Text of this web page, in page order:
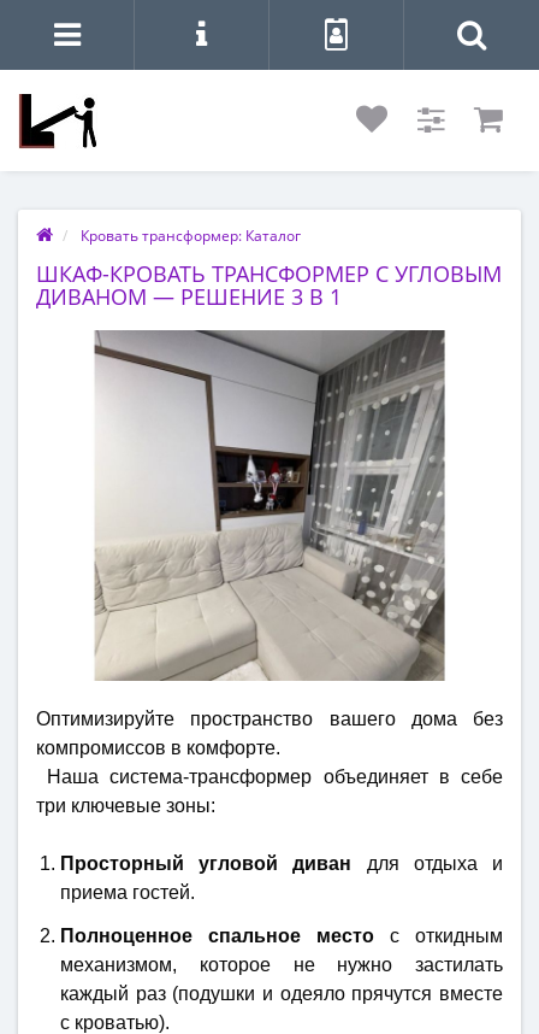
Кровать трансформер: Каталог
ШКАФ-КРОВАТЬ ТРАНСФОРМЕР С УГЛОВЫМ
ДИВАНОМ — РЕШЕНИЕ 3 В 1
Оптимизируйте пространство вашего дома без
компромиссов в комфорте.
Наша система-трансформер объединяет в себе
три ключевые зоны:
Просторный угловой диван для отдыха и
приема гостей.
Полноценное спальное место с откидным
механизмом, которое не нужно застилать
каждый раз (подушки и одеяло прячутся вместе
с кроватью).